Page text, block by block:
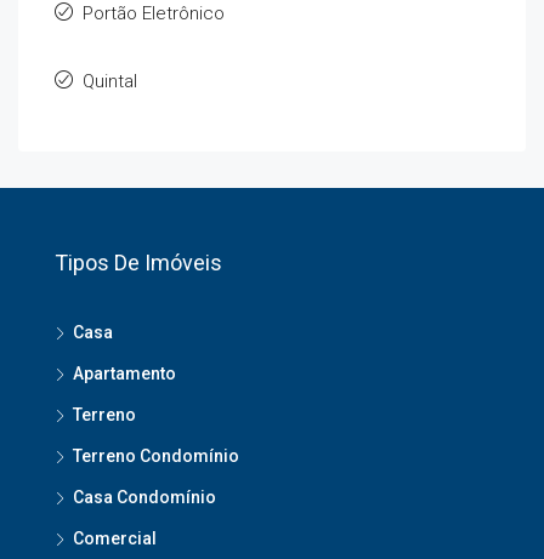
Portão Eletrônico
Quintal
Tipos De Imóveis
Casa
Apartamento
Terreno
Terreno Condomínio
Casa Condomínio
Comercial